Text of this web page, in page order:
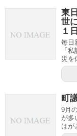
東
世
１
毎日
「
災を
町
9月
が多
はが